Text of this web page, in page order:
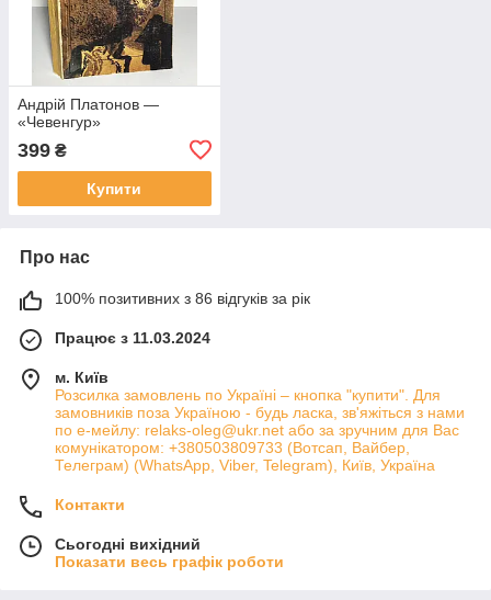
Андрій Платонов —
«Чевенгур»
399 ₴
Купити
Про нас
100% позитивних з 86 відгуків за рік
Працює з 11.03.2024
м. Київ
Розсилка замовлень по Україні – кнопка "купити". Для
замовників поза Україною - будь ласка, зв'яжіться з нами
по е-мейлу: relaks-oleg@ukr.net або за зручним для Вас
комунікатором: +380503809733 (Вотсап, Вайбер,
Телеграм) (WhatsApp, Viber, Telegram), Київ, Україна
Контакти
Сьогодні вихідний
Показати весь графік роботи